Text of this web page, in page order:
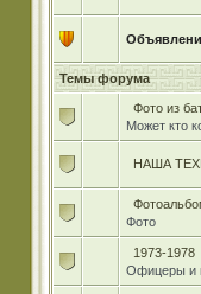
Темы форума
Фото из
Может кто
НАША
Фото
1973-1978
Офицеры и